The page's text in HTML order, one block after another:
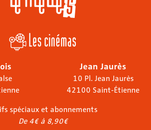
Les cinémas
Jean Jaurès
10 Pl. Jean Jaurès
42100 Saint-Étienne
spéciaux et abonnements
De 4€ à 8,90€